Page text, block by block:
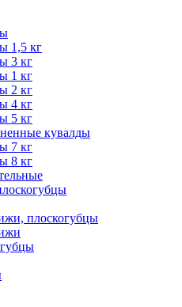
1,5 кг
3 кг
1 кг
2 кг
4 кг
5 кг
кувалды
7 кг
8 кг
плоскогубцы